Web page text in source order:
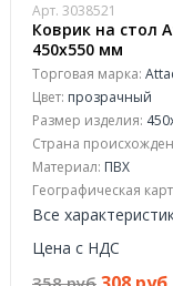
Арт. 3038521
Коврик на стол
450x550 мм
Торговая марка:
Цвет: прозрачный
Размер изделия:
Страна
Материал: ПВХ
Географическая
Все
Цена с НДС